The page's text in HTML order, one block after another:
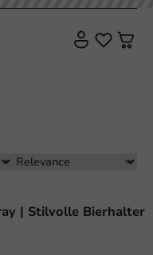
| Stilvolle Bierhalter